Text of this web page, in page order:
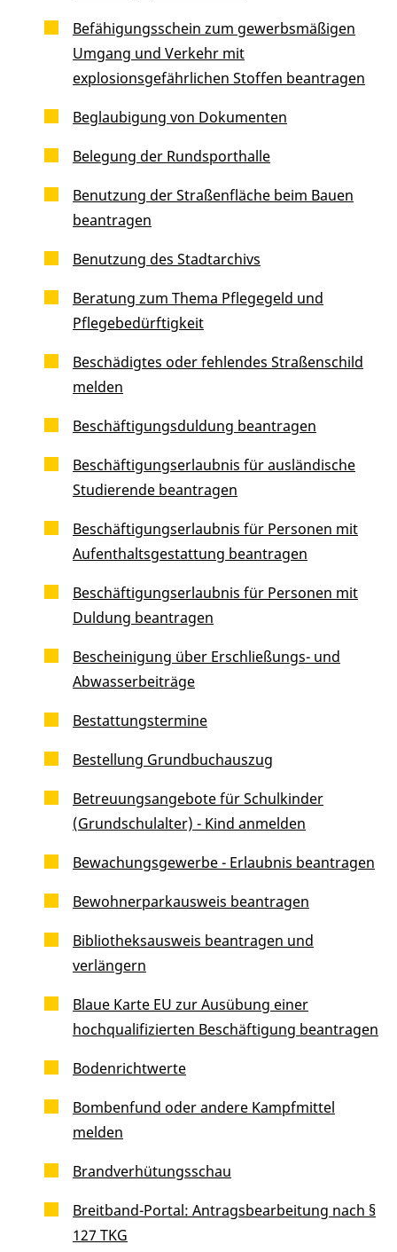
Befähigungsschein zum gewerbsmäßigen
Umgang und Verkehr mit
explosionsgefährlichen Stoffen beantragen
Beglaubigung von Dokumenten
Belegung der Rundsporthalle
Benutzung der Straßenfläche beim Bauen
beantragen
Benutzung des Stadtarchivs
Beratung zum Thema Pflegegeld und
Pflegebedürftigkeit
Beschädigtes oder fehlendes Straßenschild
melden
Beschäftigungsduldung beantragen
Beschäftigungserlaubnis für ausländische
Studierende beantragen
Beschäftigungserlaubnis für Personen mit
Aufenthaltsgestattung beantragen
Beschäftigungserlaubnis für Personen mit
Duldung beantragen
Bescheinigung über Erschließungs- und
Abwasserbeiträge
Bestattungstermine
Bestellung Grundbuchauszug
Betreuungsangebote für Schulkinder
(Grundschulalter) - Kind anmelden
Bewachungsgewerbe - Erlaubnis beantragen
Bewohnerparkausweis beantragen
Bibliotheksausweis beantragen und
verlängern
Blaue Karte EU zur Ausübung einer
hochqualifizierten Beschäftigung beantragen
Bodenrichtwerte
Bombenfund oder andere Kampfmittel
melden
Brandverhütungsschau
Breitband-Portal: Antragsbearbeitung nach §
127 TKG